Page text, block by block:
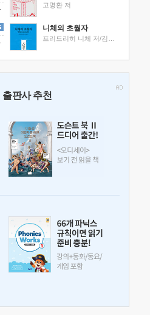
고명환 저
니체의 초월자
출판사 추천